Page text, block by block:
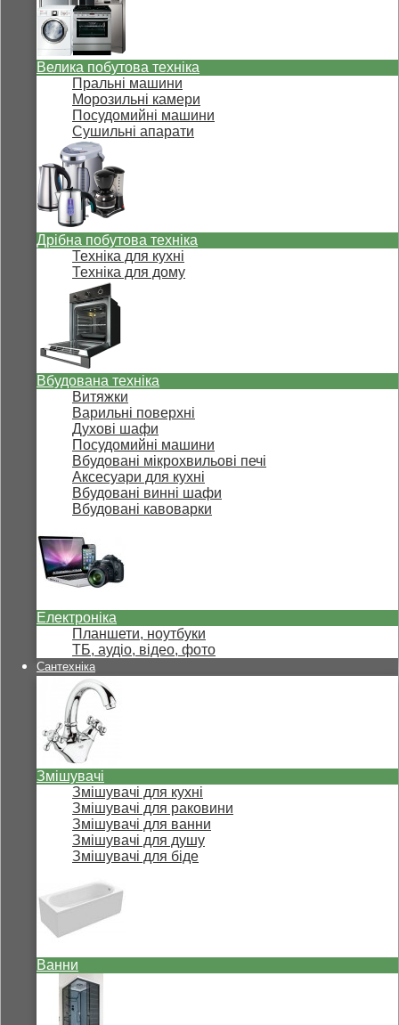
Велика побутова техніка
Пральні машини
Морозильні камери
Посудомийні машини
Сушильні апарати
Дрібна побутова техніка
Техніка для кухні
Техніка для дому
Вбудована техніка
Витяжки
Варильні поверхні
Духові шафи
Посудомийні машини
Вбудовані мікрохвильові печі
Аксесуари для кухні
Вбудовані винні шафи
Вбудовані кавоварки
Електроніка
Планшети, ноутбуки
ТБ, аудіо, відео, фото
Сантехніка
Змішувачі
Змішувачі для кухні
Змішувачі для раковини
Змішувачі для ванни
Змішувачі для душу
Змішувачі для біде
Ванни